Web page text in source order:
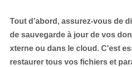
Tout d’abord, assurez-vous de
de sauvegarde à jour de vos
xterne ou dans le cloud. ⁣C'est
restaurer tous vos ⁢fichiers et